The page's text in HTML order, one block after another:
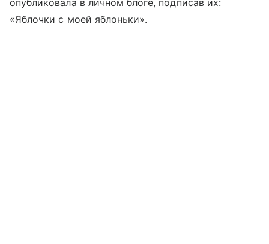
«Яблочки с моей яблоньки».